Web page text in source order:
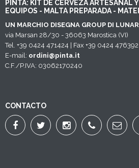
PINTA: KIT DE CERVEZA ARTESANAL
EQUIPOS - MALTA PREPARADA -
UN MARCHIO DISEGNA GROUP DI
via Marsan 28/30 - 36063 Marostica (VI)
Tel. +39 0424 471424 | Fax +39 0424 476392
E-mail: ordini@pinta.it
C.F./P.IVA: 03062170240
CONTACTO